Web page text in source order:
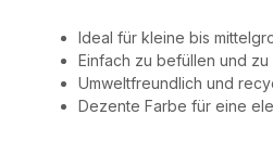
Ideal für kleine bis
Einfach zu befüllen und
Umweltfreundlich und
Dezente Farbe für eine